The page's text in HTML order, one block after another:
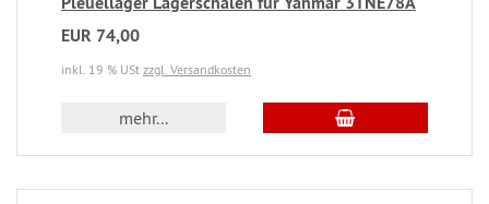
EUR 74,00
inkl. 19 % USt zzgl. Versandkosten
mehr...